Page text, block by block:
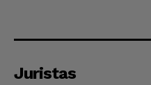
Juristas